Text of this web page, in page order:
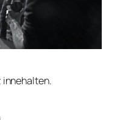
innehalten.